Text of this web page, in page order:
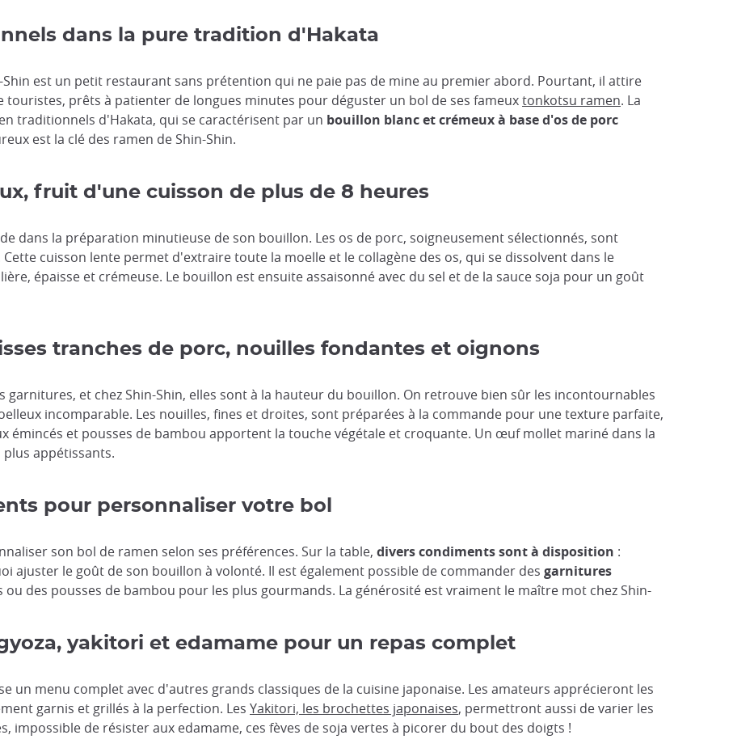
dans la pure tradition d'Hakata
Shin est un petit restaurant sans prétention qui ne paie pas de mine au premier abord. Pourtant, il attire
touristes, prêts à patienter de longues minutes pour déguster un bol de ses fameuxtonkotsu ramen. La
traditionnels d'Hakata, qui se caractérisent par un bouillon blanc et crémeux à base d'os de porc
est la clé des ramen de Shin-Shin.
fruit d'une cuisson de plus de 8 heures
dans la préparation minutieuse de son bouillon. Les os de porc, soigneusement sélectionnés, sont
Cette cuisson lente permet d'extraire toute la moelle et le collagène des os, qui se dissolvent dans le
épaisse et crémeuse. Le bouillon est ensuite assaisonné avec du sel et de la sauce soja pour un goût
tranches de porc, nouilles fondantes et oignons
garnitures, et chez Shin-Shin, elles sont à la hauteur du bouillon. On retrouve bien sûr les incontournables
incomparable. Les nouilles, fines et droites, sont préparées à la commande pour une texture parfaite,
émincés et pousses de bambou apportent la touche végétale et croquante. Un œuf mollet mariné dans la
appétissants.
pour personnaliser votre bol
son bol de ramen selon ses préférences. Sur la table, divers condiments sont à disposition :
ajuster le goût de son bouillon à volonté. Il est également possible de commander des garnitures
des pousses de bambou pour les plus gourmands. La générosité est vraiment le maître mot chez Shin-
yakitori et edamame pour un repas complet
un menu complet avec d'autres grands classiques de la cuisine japonaise. Les amateurs apprécieront les
garnis et grillés à la perfection. Les Yakitori, les brochettes japonaises, permettront aussi de varier les
impossible de résister aux edamame, ces fèves de soja vertes à picorer du bout des doigts !